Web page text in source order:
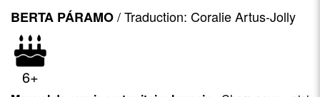
BERTA PÁRAMO/ Traduction: Coralie Artus-Jolly
6+